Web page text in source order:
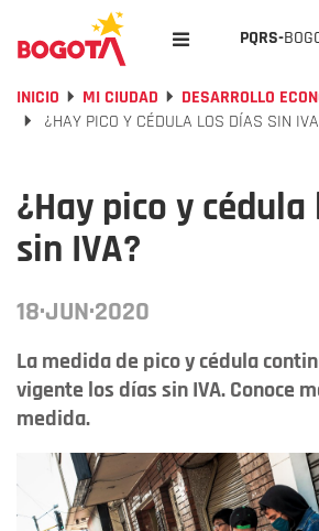
PQRS-
INICIO MI CIUDAD
DESARROLLO
¿HAY PICO Y CÉDULA LOS DÍAS SIN
¿Hay pico y
sin IVA?
18·JUN·2020
La medida de pico y cédula
vigente los días sin IVA. Conoce
medida.